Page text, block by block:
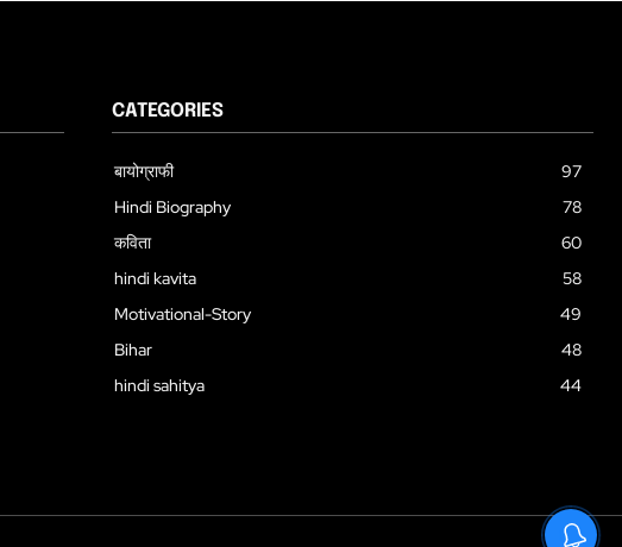
CATEGORIES
बायोग्राफी
97
Hindi Biography
78
कविता
60
hindi kavita
58
Motivational-Story
49
Bihar
48
hindi sahitya
44